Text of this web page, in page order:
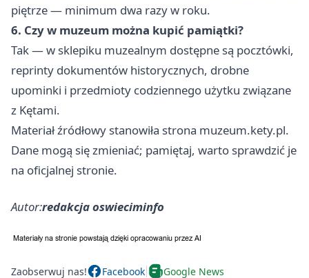
piętrze — minimum dwa razy w roku.
6. Czy w muzeum można kupić pamiątki?
Tak — w sklepiku muzealnym dostępne są pocztówki,
reprinty dokumentów historycznych, drobne
upominki i przedmioty codziennego użytku związane
z Kętami.
Materiał źródłowy stanowiła strona muzeum.kety.pl.
Dane mogą się zmieniać; pamiętaj, warto sprawdzić je
na oficjalnej stronie.
Autor:redakcja oswieciminfo
Zaobserwuj nas! Facebook Google News